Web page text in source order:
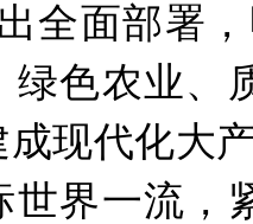
全面部署
绿色农业、
现代化大
世界一流，